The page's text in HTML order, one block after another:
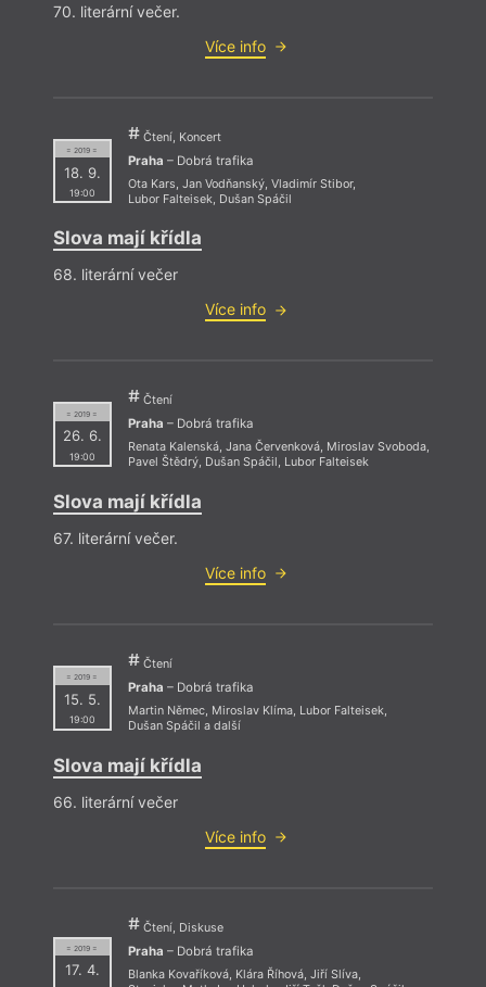
70. literární večer.
Více info
= 2019 =
18. 9.
19:00
Čtení, Koncert
Praha – Dobrá trafika
Ota Kars, Jan Vodňanský, Vladimír Stibor,
Lubor Falteisek, Dušan Spáčil
Slova mají křídla
68. literární večer
Více info
= 2019 =
26. 6.
19:00
Čtení
Praha – Dobrá trafika
Renata Kalenská, Jana Červenková, Miroslav Svoboda,
Pavel Štědrý, Dušan Spáčil , Lubor Falteisek
Slova mají křídla
67. literární večer.
Více info
= 2019 =
15. 5.
19:00
Čtení
Praha – Dobrá trafika
Martin Němec, Miroslav Klíma, Lubor Falteisek,
Dušan Spáčil a další
Slova mají křídla
66. literární večer
Více info
= 2019 =
17. 4.
Čtení, Diskuse
Praha – Dobrá trafika
Blanka Kovaříková, Klára Říhová, Jiří Slíva,